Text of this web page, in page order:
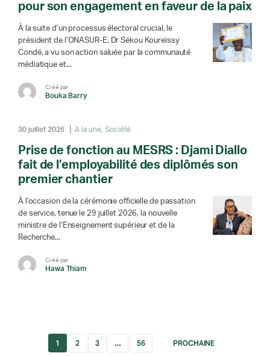
pour son engagement en faveur de la paix
À la suite d’un processus électoral crucial, le
président de l’ONASUR-E, Dr Sékou Koureissy
Condé, a vu son action saluée par la communauté
médiatique et...
Créé par
Bouka Barry
30 juillet 2026 A la une Société
Prise de fonction au MESRS : Djami Diallo
fait de l’employabilité des diplômés son
premier chantier
À l’occasion de la cérémonie officielle de passation
de service, tenue le 29 juillet 2026, la nouvelle
ministre de l’Enseignement supérieur et de la
Recherche...
Créé par
Hawa Thiam
1 2 3 … 56 PROCHAINE